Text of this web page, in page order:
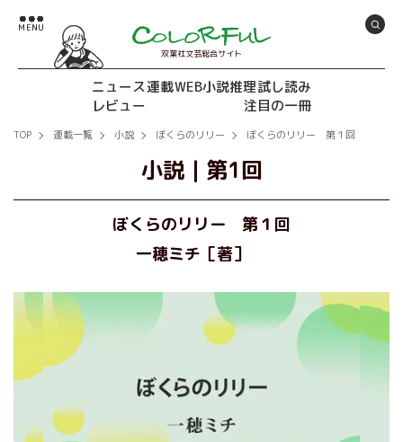
双葉社文芸総合サイト
ニュース連載WEB小説推理試し読み
レビュー
注目の一冊
TOP 連載一覧 小説 ぼくらのリリー ぼくらのリリー 第１回
小説｜ 第1回
ぼくらのリリー 第１回
一穂ミチ［著］